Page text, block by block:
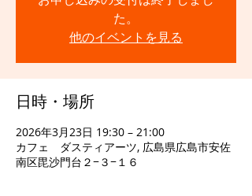
た。
他のイベントを見る
日時・場所
2026年3月23日 19:30 – 21:00
カフェ ダスティアーツ, 広島県広島市安佐
南区毘沙門台２−３−１６